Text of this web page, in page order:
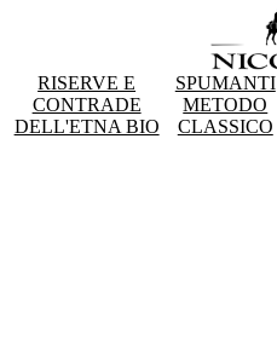
RISERVE E
CONTRADE
DELL'ETNA BIO
SPUMANTI
METODO
CLASSICO